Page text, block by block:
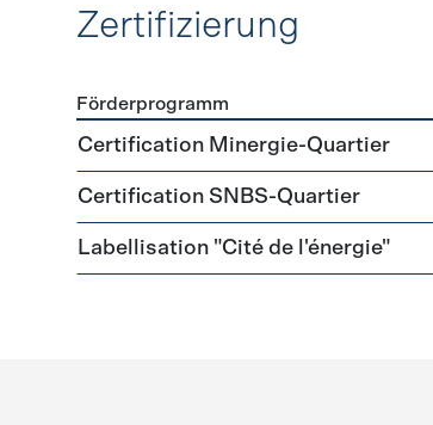
Zertifizierung
Förderprogramme Zertifizierung
Förderprogramm
Certification Minergie-Quartier
Certification SNBS-Quartier
Labellisation "Cité de l'énergie"